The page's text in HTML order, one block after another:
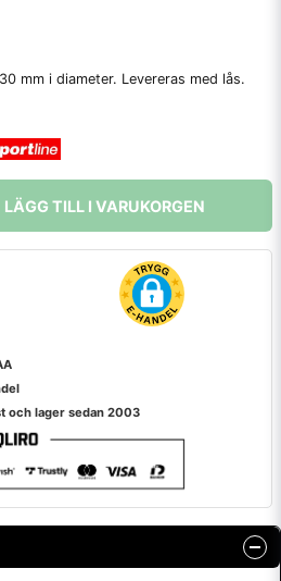
mm i diameter. Levereras med lås.
LÄGG TILL I VARUKORGEN
och lager sedan 2003